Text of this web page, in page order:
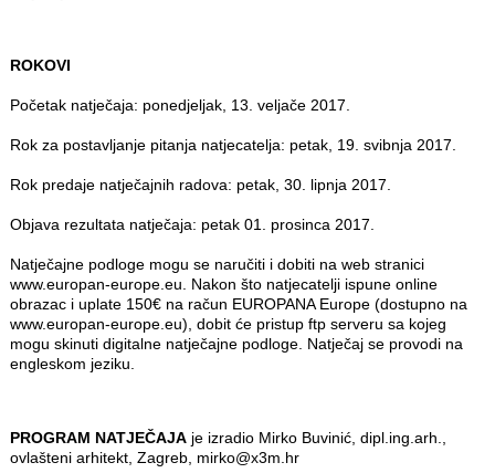
ROKOVI
Početak natječaja: ponedjeljak, 13. veljače 2017.
Rok za postavljanje pitanja natjecatelja: petak, 19. svibnja 2017.
Rok predaje natječajnih radova: petak, 30. lipnja 2017.
Objava rezultata natječaja: petak 01. prosinca 2017.
Natječajne podloge mogu se naručiti i dobiti na web stranici
www.europan-europe.eu. Nakon što natjecatelji ispune online
obrazac i uplate 150€ na račun EUROPANA Europe (dostupno na
www.europan-europe.eu), dobit će pristup ftp serveru sa kojeg
mogu skinuti digitalne natječajne podloge. Natječaj se provodi na
engleskom jeziku.
PROGRAM NATJEČAJAje izradio Mirko Buvinić, dipl.ing.arh.,
ovlašteni arhitekt, Zagreb, mirko@x3m.hr